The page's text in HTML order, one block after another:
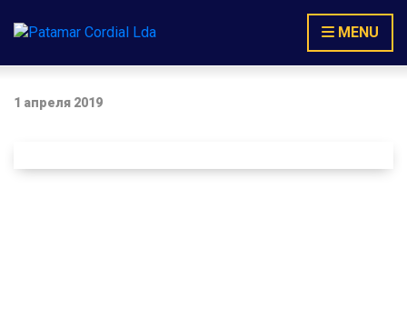
MENU
1 апреля 2019